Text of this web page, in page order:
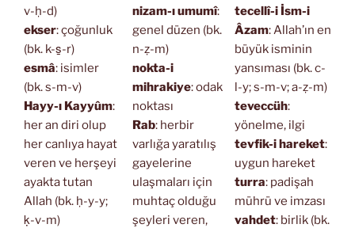
v-ḥ-d)
ekser: çoğunluk
(bk. k-s̱-r)
esmâ: isimler
(bk. s-m-v)
Hayy-ı Kayyûm:
her an diri olup
her canlıya hayat
veren ve herşeyi
ayakta tutan
Allah (bk. ḥ-y-y;
ḳ-v-m)
nizam-ı umumî:
genel düzen (bk.
n-ẓ-m)
nokta-i
mihrakiye: odak
noktası
Rab: herbir
varlığa yaratılış
gayelerine
ulaşmaları için
muhtaç olduğu
şeyleri veren,
tecellî-i İsm-i
Âzam: Allah’ın en
büyük isminin
yansıması (bk. c-
l-y; s-m-v; a-ẓ-m)
teveccüh:
yönelme, ilgi
tevfik-i hareket:
uygun hareket
turra: padişah
mührü ve imzası
vahdet: birlik (bk.